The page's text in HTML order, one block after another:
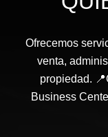
Ofrecemos
venta,
propiedad.
Business